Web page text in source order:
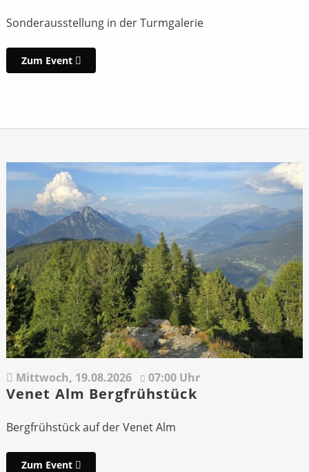
Sonderausstellung in der Turmgalerie
Zum Event
Mittwoch, 19.08.2026 07:00 Uhr
Venet Alm Bergfrühstück
Bergfrühstück auf der Venet Alm
Zum Event